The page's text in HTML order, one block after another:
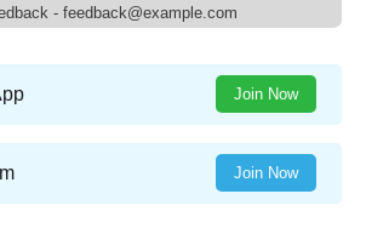
- feedback@example.com
Join Now
Join Now